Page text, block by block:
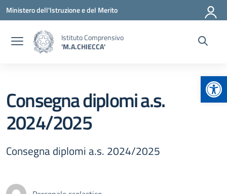
Vai ai contenuti
Vai al menu di navigazione
Vai al footer
Ministero dell'Istruzione e del Merito
Istituto Comprensivo
'M.A.CHIECCA'
Consegna diplomi a.s.
2024/2025
Consegna diplomi a.s. 2024/2025